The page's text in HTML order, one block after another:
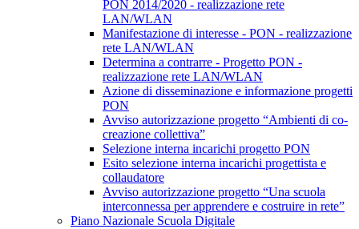
PON 2014/2020 - realizzazione rete
LAN/WLAN
Manifestazione di interesse - PON - realizzazione
rete LAN/WLAN
Determina a contrarre - Progetto PON -
realizzazione rete LAN/WLAN
Azione di disseminazione e informazione progetti
PON
Avviso autorizzazione progetto “Ambienti di co-
creazione collettiva”
Selezione interna incarichi progetto PON
Esito selezione interna incarichi progettista e
collaudatore
Avviso autorizzazione progetto “Una scuola
interconnessa per apprendere e costruire in rete”
Piano Nazionale Scuola Digitale